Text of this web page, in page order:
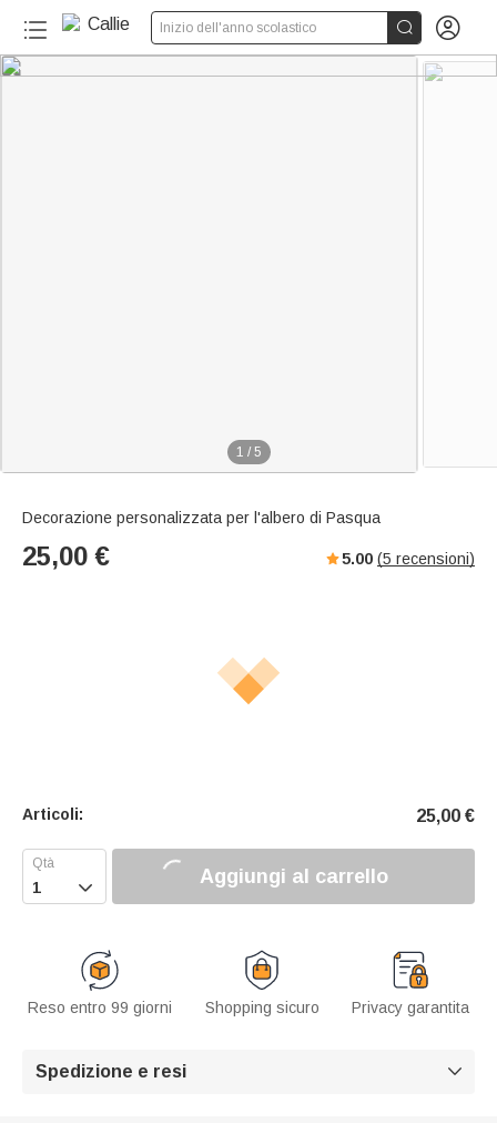
Inizio dell'anno scolastico  
1 / 5
Decorazione personalizzata per l'albero di Pasqua
25,00 € 5.00 (5 recensioni)
Articoli: 25,00 €
 Aggiungi al carrello
Reso entro 99 giorni Shopping sicuro Privacy garantita
Spedizione e resi 